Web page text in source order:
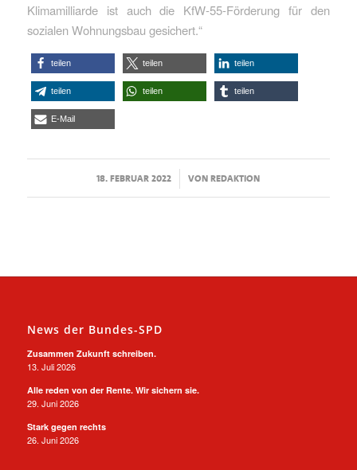
Klimamilliarde ist auch die KfW-55-Förderung für den
sozialen Wohnungsbau gesichert.“
teilen teilen teilen
teilen teilen teilen
E-Mail
18. FEBRUAR 2022
/ VONREDAKTION
News der Bundes-SPD
Zusammen Zukunft schreiben.
13. Juli 2026
Alle reden von der Rente. Wir sichern sie.
29. Juni 2026
Stark gegen rechts
26. Juni 2026